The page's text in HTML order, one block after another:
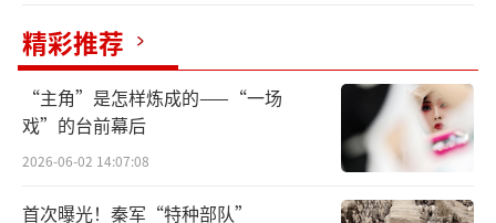
当下，少儿美育有不少误区，其中之一，
就是把少儿的美育窄化成一种单一性、技能性
的美术教育、音乐教育和舞蹈教育。
美育是以美为索引，背后更多是一种人文
精彩推荐
“主角”是怎样炼成的——“一场
戏”的台前幕后
2026-06-02 14:07:08
首次曝光！秦军“特种部队”